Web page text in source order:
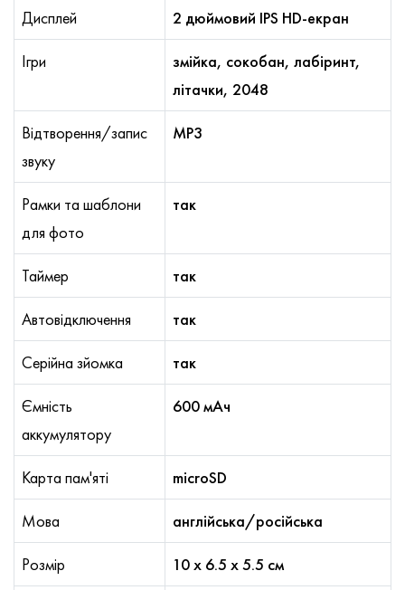
Дисплей 2 дюймовий IPS HD-екран
Ігри
змійка, cокобан, лабіринт,
літачки, 2048
Відтворення/запис
звуку
MP3
Рамки та шаблони
для фото
так
Таймер так
Автовідключення так
Серійна зйомка так
Ємність
аккумулятору
600 мАч
Карта пам'яті microSD
Мова англійська/російська
Розмір 10 х 6.5 х 5.5 см